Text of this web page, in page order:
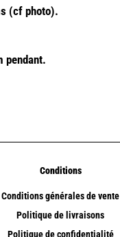
(cf photo).
pendant.
Conditions
Conditions générales de vente
Politique de livraisons
Politique de confidentialité